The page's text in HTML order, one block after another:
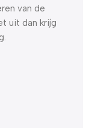
van de
uit dan krijg